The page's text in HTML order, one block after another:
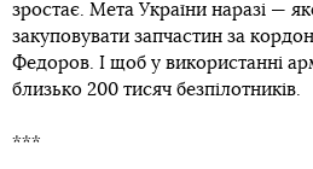
зростає. Мета України наразі —
закуповувати запчастин за
Федоров. І щоб у використанні
близько 200 тисяч безпілотників.
***